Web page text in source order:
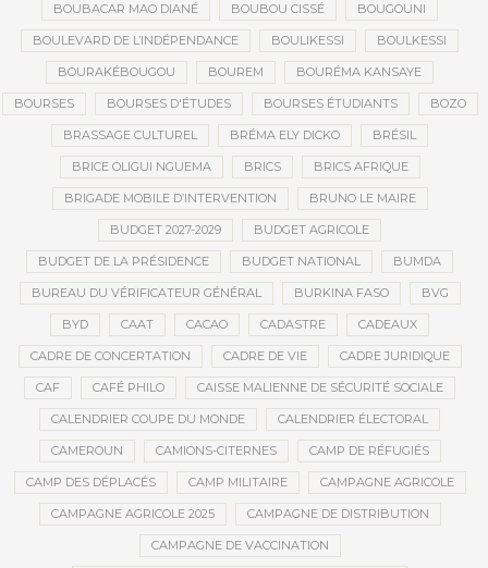
BOUBACAR MAO DIANÉ BOUBOU CISSÉ BOUGOUNI
BOULEVARD DE L’INDÉPENDANCE BOULIKESSI BOULKESSI
BOURAKÉBOUGOU BOUREM BOURÉMA KANSAYE
BOURSES BOURSES D'ÉTUDES BOURSES ÉTUDIANTS BOZO
BRASSAGE CULTUREL BRÉMA ELY DICKO BRÉSIL
BRICE OLIGUI NGUEMA BRICS BRICS AFRIQUE
BRIGADE MOBILE D’INTERVENTION BRUNO LE MAIRE
BUDGET 2027-2029 BUDGET AGRICOLE
BUDGET DE LA PRÉSIDENCE BUDGET NATIONAL BUMDA
BUREAU DU VÉRIFICATEUR GÉNÉRAL BURKINA FASO BVG
BYD CAAT CACAO CADASTRE CADEAUX
CADRE DE CONCERTATION CADRE DE VIE CADRE JURIDIQUE
CAF CAFÉ PHILO CAISSE MALIENNE DE SÉCURITÉ SOCIALE
CALENDRIER COUPE DU MONDE CALENDRIER ÉLECTORAL
CAMEROUN CAMIONS-CITERNES CAMP DE RÉFUGIÉS
CAMP DES DÉPLACÉS CAMP MILITAIRE CAMPAGNE AGRICOLE
CAMPAGNE AGRICOLE 2025 CAMPAGNE DE DISTRIBUTION
CAMPAGNE DE VACCINATION